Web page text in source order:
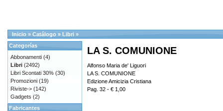
Inicio » Catálogo » Libri »
LA S. COMUNIONE
Alfonso Maria de' Liguori
LA S. COMUNIONE
Edizione Amicizia Cristiana
Pag. 32 - € 1,00
Categorías
Abbonamenti (4)
Libri (2492)
Libri Scontati 30% (30)
Promozioni (19)
Riviste-> (142)
Gadgets (2)
Fabricantes